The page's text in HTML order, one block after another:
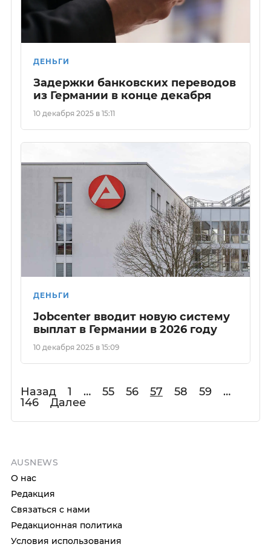
ДЕНЬГИ
Задержки банковских переводов
из Германии в конце декабря
10 декабря 2025 в 15:11
ДЕНЬГИ
Jobcenter вводит новую систему
выплат в Германии в 2026 году
10 декабря 2025 в 15:09
Назад 1 … 55 56 57 58 59
…
146
Далее
AUSNEWS
О нас
Редакция
Связаться с нами
Редакционная политика
Условия использования